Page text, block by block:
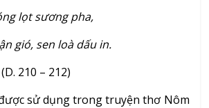
lọt sương pha,
gió, sen loà dấu in.
(D. 210 – 212)
sử dụng trong truyện thơ Nôm